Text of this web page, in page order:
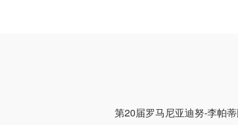
第20届罗马尼亚迪努-李帕